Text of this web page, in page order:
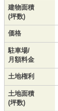
建物面積
(坪数)
価格
駐車場/
月額料金
土地権利
土地面積
(坪数)